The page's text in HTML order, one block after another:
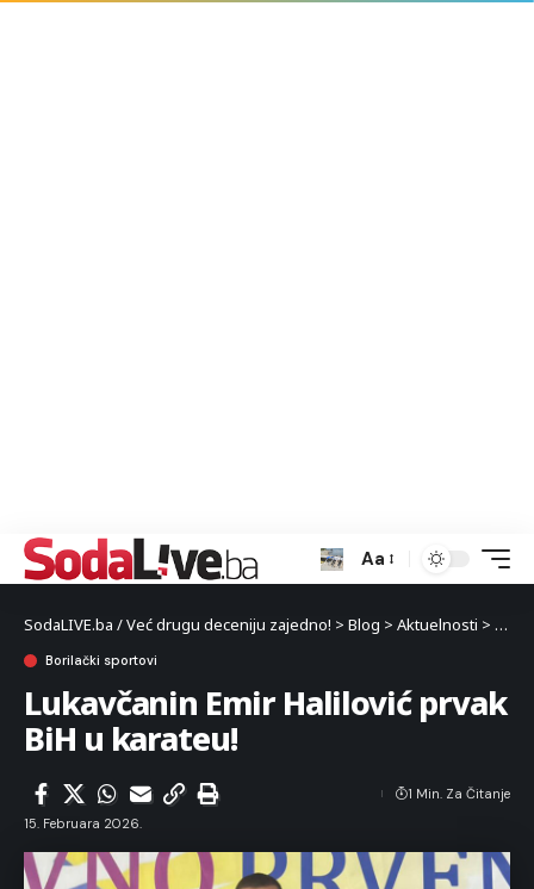
Aa
SodaLIVE.ba / Već drugu deceniju zajedno! > Blog > Aktuelnosti > Sport
Borilački sportovi
Lukavčanin Emir Halilović prvak
BiH u karateu!
15. Februara 2026.
1 Min. Za Čitanje